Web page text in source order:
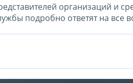
организаций и
подробно ответят на все